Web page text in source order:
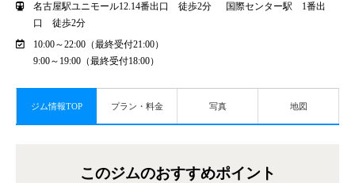
名古屋駅ユニモール12.14番出口 徒歩2分 国際センター駅 1番出
口 徒歩2分
10:00～22:00（最終受付21:00）
9:00～19:00（最終受付18:00）
ジム情報TOP プラン・料金 写真 地図
このジムのおすすめポイント